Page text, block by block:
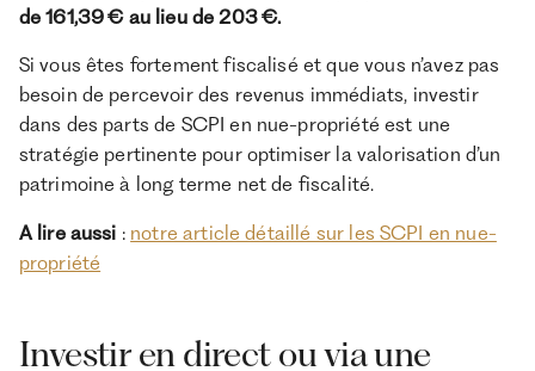
de 161,39 € au lieu de 203 €.
Si vous êtes fortement fiscalisé et que vous n’avez pas
besoin de percevoir des revenus immédiats, investir
dans des parts de SCPI en nue-propriété est une
stratégie pertinente pour optimiser la valorisation d’un
patrimoine à long terme net de fiscalité.
A lire aussi : notre article détaillé sur les SCPI en nue-
propriété
Investir en direct ou via une